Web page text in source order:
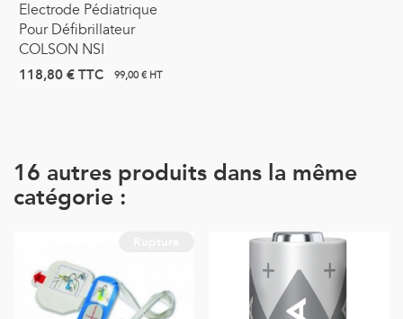
Electrode Pédiatrique
Pour Défibrillateur
COLSON NSI
118,80 €TTC 99,00 € HT
16 autres produits dans la même
catégorie :